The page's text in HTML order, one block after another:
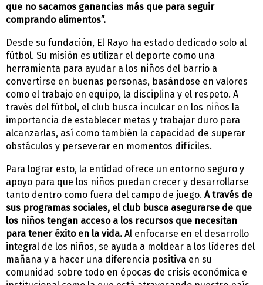
que no sacamos ganancias más que para seguir
comprando alimentos”.
Desde su fundación, El Rayo ha estado dedicado solo al
fútbol. Su misión es utilizar el deporte como una
herramienta para ayudar a los niños del barrio a
convertirse en buenas personas, basándose en valores
como el trabajo en equipo, la disciplina y el respeto. A
través del fútbol, el club busca inculcar en los niños la
importancia de establecer metas y trabajar duro para
alcanzarlas, así como también la capacidad de superar
obstáculos y perseverar en momentos difíciles.
Para lograr esto, la entidad ofrece un entorno seguro y
apoyo para que los niños puedan crecer y desarrollarse
tanto dentro como fuera del campo de juego. A través de
sus programas sociales, el club busca asegurarse de que
los niños tengan acceso a los recursos que necesitan
para tener éxito en la vida. Al enfocarse en el desarrollo
integral de los niños, se ayuda a moldear a los líderes del
mañana y a hacer una diferencia positiva en su
comunidad sobre todo en épocas de crisis económica e